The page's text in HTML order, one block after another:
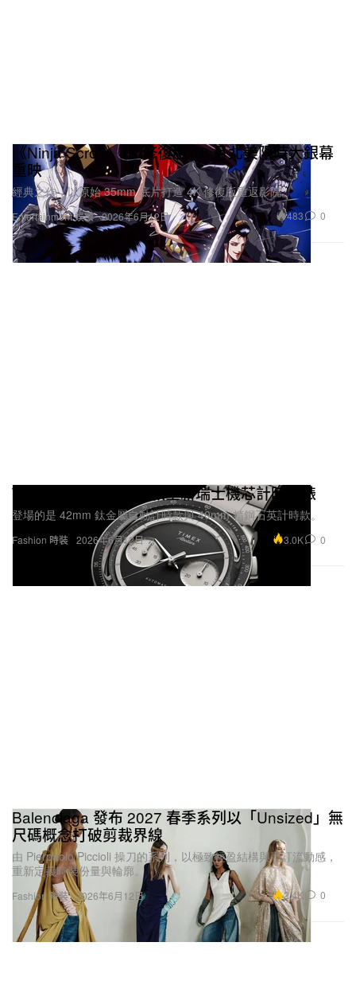
Entertainment 娛樂
《Ninja Scroll》4K 修復版 10 月北美限時大銀幕
重映
經典之作，以原始 35mm 底片打造 4K 修復版重返影院。
2026年6月12日 483 0
Fashion 時裝
Timex Atelier 推出兩款全新瑞士機芯計時腕錶
登場的是 42mm 鈦金屬自動計時款與 40mm 精鋼石英計時款。
2026年6月12日 3.0K 0
Fashion 時裝
Balenciaga 發布 2027 春季系列以「Unsized」無
尺碼概念打破剪裁界線
由 Pierpaolo Piccioli 操刀的系列，以極致輕盈結構與高訂流動感，
重新定義時裝份量與輪廓。
2026年6月12日 2.4K 0